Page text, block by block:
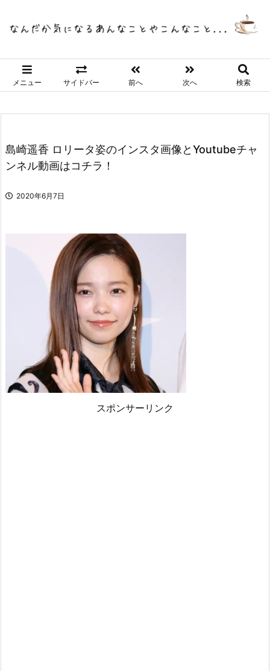
メニュー サイドバー 前へ 次へ 検索
島崎遥香 ロリータ姿のインスタ画像とYoutubeチャ
ンネル動画はコチラ！
2020年6月7日
スポンサーリンク